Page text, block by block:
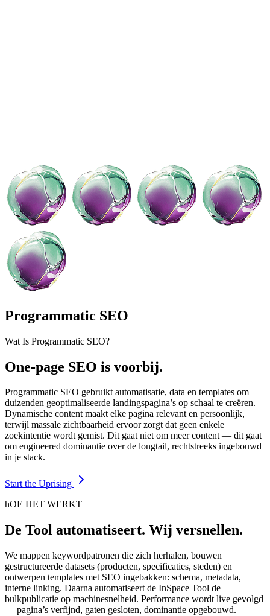
Programmatic SEO
Wat Is Programmatic SEO?
One-page SEO is voorbij.
Programmatic SEO gebruikt automatisatie, data en templates om
duizenden geoptimaliseerde landingspagina’s op schaal te creëren.
Dynamische content maakt elke pagina relevant en persoonlijk,
terwijl massale zichtbaarheid ervoor zorgt dat geen enkele
zoekintentie wordt gemist. Dit gaat niet om meer content — dit gaat
om engineered dominantie over de longtail, rechtstreeks ingebouwd
in je stack.
Start the Uprising
hOE HET WERKT
De Tool automatiseert. Wij versnellen.
We mappen keywordpatronen die zich herhalen, bouwen
gestructureerde datasets (producten, specificaties, steden) en
ontwerpen templates met SEO ingebakken: schema, metadata,
interne linking. Daarna automatiseert de InSpace Tool de
bulkpublicatie op machinesnelheid. Performance wordt live gevolgd
— pagina’s verfijnd, gaten gesloten, dominantie opgebouwd.